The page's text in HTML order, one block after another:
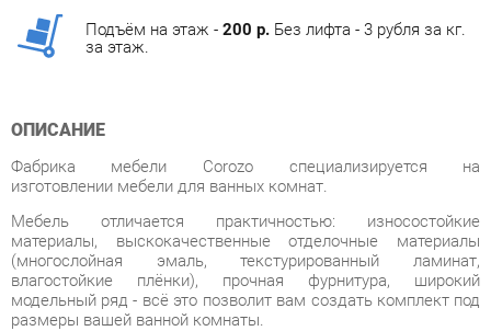
ОПИСАНИЕ
изготовлении мебели для ванных комнат.
материалы, выскокачественные отделочные материалы
(многослойная эмаль, текстурированный ламинат,
влагостойкие плёнки), прочная фурнитура, широкий
модельный ряд - всё это позволит вам создать комплект под
размеры вашей ванной комнаты.
Мебель Corozo учитывает стилевые тенденции в сегменте и
отвечает высоким требованиям. В основе линеек для ванных
комнат заложены функциональность, универсальность и